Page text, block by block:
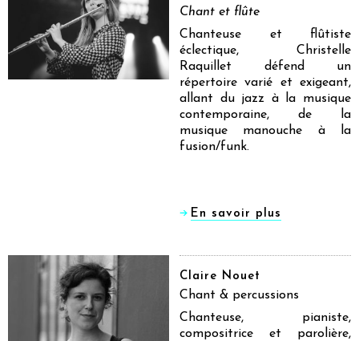
Chant et flûte
Chanteuse et flûtiste
éclectique, Christelle
Raquillet défend un
répertoire varié et exigeant,
allant du jazz à la musique
contemporaine, de la
musique manouche à la
fusion/funk.
En savoir plus
Claire Nouet
Chant & percussions
Chanteuse, pianiste,
compositrice et parolière,